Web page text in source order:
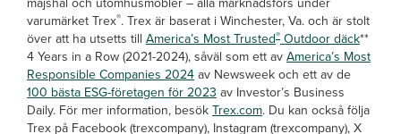
varumärket Trex®. Trex är baserat i Winchester, Va. och är stolt
över att ha utsetts till America’s Most Trusted® Outdoor däck**
4 Years in a Row (2021-2024), såväl som ett av America’s Most
Responsible Companies 2024 av Newsweek och ett av de
100 bästa ESG-företagen för 2023 av Investor’s Business
Daily. För mer information, besök Trex.com. Du kan också följa
Trex på Facebook (trexcompany), Instagram (trexcompany), X